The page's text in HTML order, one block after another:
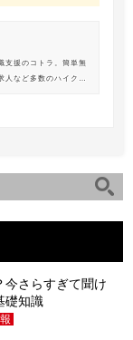
支援のコトラ。簡単無
人など多数のハイクラ
今さらすぎて聞け
礎知識